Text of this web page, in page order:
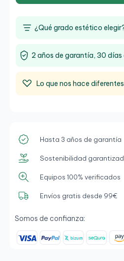
cargadores originales o
¿Qué grado estético
2 años de garantía, 30 días
Lo que nos hace diferentes
Hasta 3 años de garantía
Sostenibilidad
Equipos 100% verificados
Envíos gratis desde 99€
Somos de confianza: